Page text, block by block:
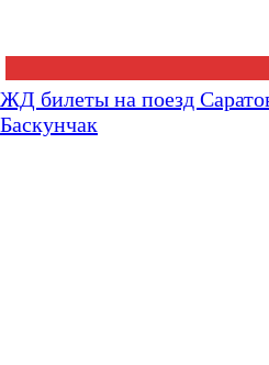
ЖД билеты на поезд
Баскунчак